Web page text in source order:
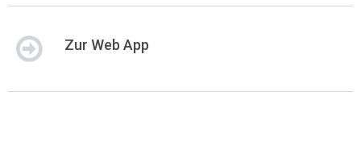
Zur Web App